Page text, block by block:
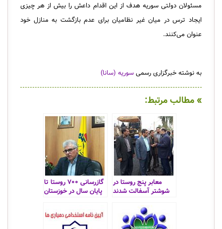
مسئولان دولتی سوریه هدف از این اقدام داعش را بیش از هر چیزی
ایجاد ترس در میان غیر نظامیان برای عدم بازگشت به منازل خود
عنوان می‌کنند.
به نوشته خبرگزاری رسمیسوریه (سانا)
» مطالب مرتبط:
معابر پنج روستا در
شوشتر آسفالت شدند
گازرسانی ۷۰۰ روستا تا
پایان سال در خوزستان